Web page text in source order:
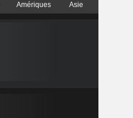
Amériques Asie